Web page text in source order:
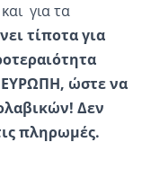
για τα
τίποτα για
ώστε να
Δεν
πληρωμές.